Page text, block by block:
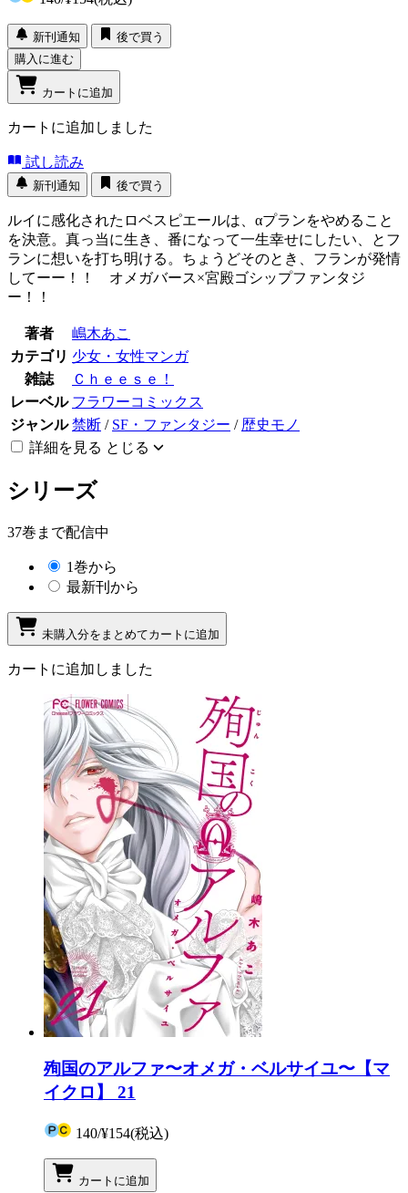
新刊通知
後で買う
購入に進む
カートに追加
カートに追加しました
試し読み
新刊通知 後で買う
ルイに感化されたロベスピエールは、αプランをやめること
を決意。真っ当に生き、番になって一生幸せにしたい、とフ
ランに想いを打ち明ける。ちょうどそのとき、フランが発情
してーー！！ オメガバース×宮殿ゴシップファンタジ
ー！！
著者
嶋木あこ
カテゴリ 少女・女性マンガ
雑誌
Ｃｈｅｅｓｅ！
レーベル フラワーコミックス
ジャンル 禁断 / SF・ファンタジー / 歴史モノ
詳細を見る とじる
シリーズ
37巻まで配信中
1巻から
最新刊から
未購入分をまとめてカートに追加
カートに追加しました
殉国のアルファ〜オメガ・ベルサイユ〜【マ
イクロ】 21
140/¥154(税込)
カートに追加